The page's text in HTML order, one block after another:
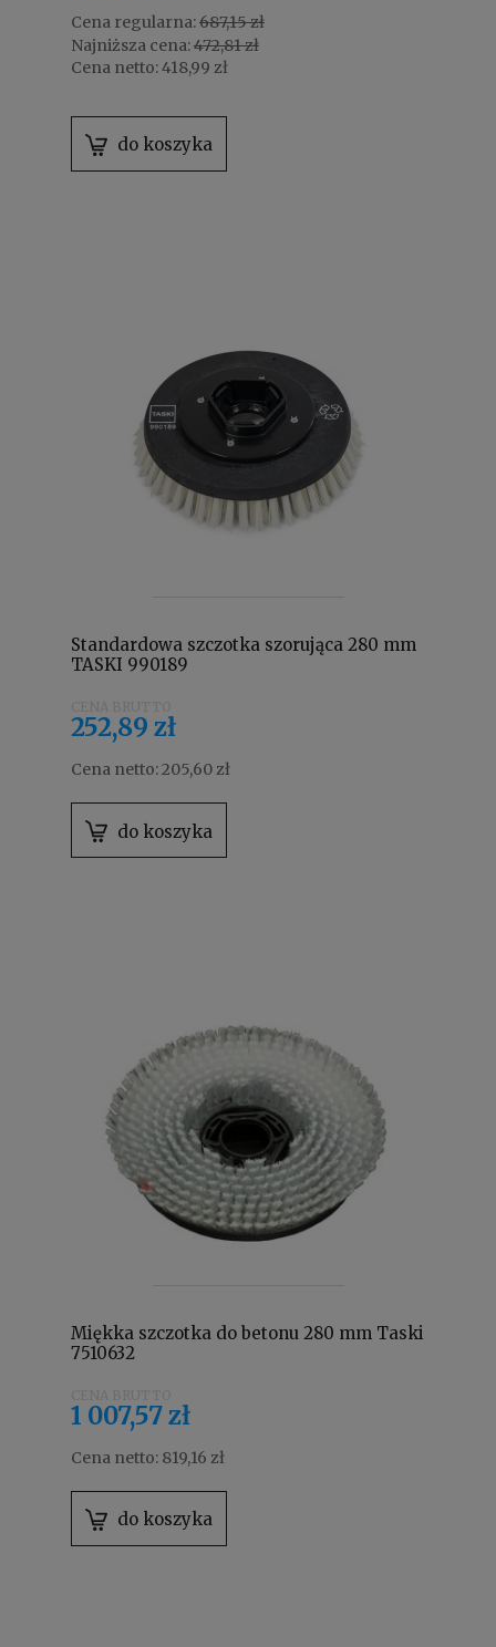
Cena regularna:687,15 zł
Najniższa cena:472,81 zł
Cena netto:418,99 zł
do koszyka
Standardowa szczotka szorująca 280 mm
TASKI 990189
252,89 zł
Cena netto:205,60 zł
do koszyka
Miękka szczotka do betonu 280 mm Taski
7510632
1 007,57 zł
Cena netto: 819,16 zł
do koszyka